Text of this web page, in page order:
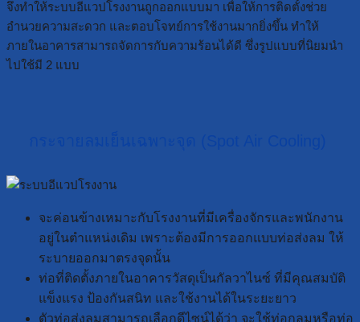
จึงทำให้ระบบอีแวปโรงงานถูกออกแบบมา เพื่อให้การติดตั้งช่วย
อำนวยความสะดวก และตอบโจทย์การใช้งานมากยิ่งขึ้น ทำให้
ภายในอาคารสามารถจัดการกับความร้อนได้ดี ซึ่งรูปแบบที่นิยมนำ
ไปใช้มี 2 แบบ
จะค่อนข้างเหมาะกับโรงงานที่มีเครื่องจักรและพนักงาน
อยู่ในตำแหน่งเดิม เพราะต้องมีการออกแบบท่อส่งลม ให้
ระบายออกมาตรงจุดนั้น
ท่อที่ติดตั้งภายในอาคารวัสดุเป็นกัลวาไนซ์ ที่มีคุณสมบัติ
แข็งแรง ป้องกันสนิท และใช้งานได้ในระยะยาว
ตัวท่อส่งลมสามารถเลือกดีไซน์ได้ว่า จะใช้ท่อกลมหรือท่อ